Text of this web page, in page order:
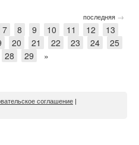
последняя →
7 8 9 10 11 12
13
20 21 22 23 24
25
28 29 »
соглашение |